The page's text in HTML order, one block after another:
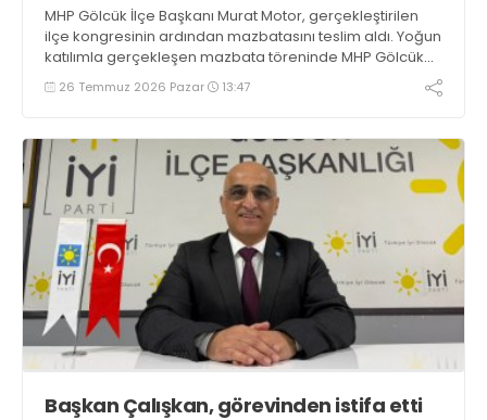
MHP Gölcük İlçe Başkanı Murat Motor, gerçekleştirilen
ilçe kongresinin ardından mazbatasını teslim aldı. Yoğun
katılımla gerçekleşen mazbata töreninde MHP Gölcük
İlçe Yönetim Kurulu üyeleri de eksiksiz olarak hazır
bulundu
26 Temmuz 2026 Pazar 13:47
Başkan Çalışkan, görevinden istifa etti